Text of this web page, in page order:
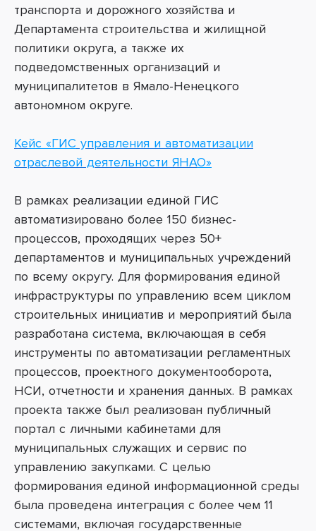
транспорта и дорожного хозяйства и
Департамента строительства и жилищной
политики округа, а также их
подведомственных организаций и
муниципалитетов в Ямало-Ненецкого
автономном округе.
Кейс «ГИС управления и автоматизации
отраслевой деятельности ЯНАО»
В рамках реализации единой ГИС
автоматизировано более 150 бизнес-
процессов, проходящих через 50+
департаментов и муниципальных учреждений
по всему округу. Для формирования единой
инфраструктуры по управлению всем циклом
строительных инициатив и мероприятий была
разработана система, включающая в себя
инструменты по автоматизации регламентных
процессов, проектного документооборота,
НСИ, отчетности и хранения данных. В рамках
проекта также был реализован публичный
портал с личными кабинетами для
муниципальных служащих и сервис по
управлению закупками. С целью
формирования единой информационной среды
была проведена интеграция с более чем 11
системами, включая государственные